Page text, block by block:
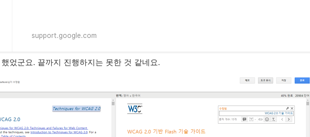
support.google.com
었군요. 끝까지 진행하지는 못한 것 같네요.